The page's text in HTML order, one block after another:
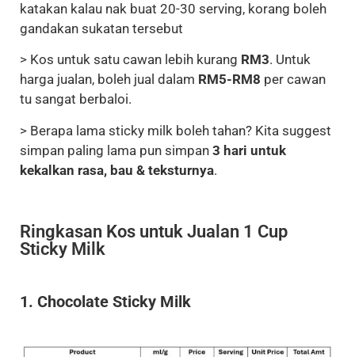
katakan kalau nak buat 20-30 serving, korang boleh
gandakan sukatan tersebut
> Kos untuk satu cawan lebih kurang RM3. Untuk
harga jualan, boleh jual dalam RM5-RM8 per cawan
tu sangat berbaloi.
> Berapa lama sticky milk boleh tahan? Kita suggest
simpan paling lama pun simpan 3 hari untuk
kekalkan rasa, bau & teksturnya.
Ringkasan Kos untuk Jualan 1 Cup
Sticky Milk
1. Chocolate Sticky Milk